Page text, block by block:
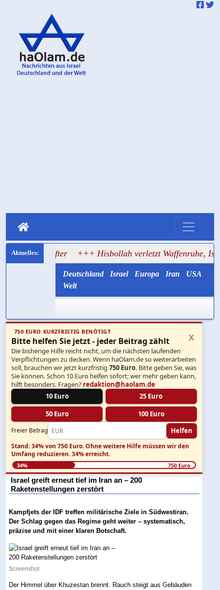
+++ Hisbollah verletzt Waffenruhe, Israel greift im
Deutschland Israel Europa Iran
USA
Welt
750 EURO KURZFRISTIG BENÖTIGT
Bitte helfen Sie jetzt - jeder Beitrag zählt
Die bisherige Hilfe reicht nicht, um die nächsten laufenden
Verpflichtungen zu decken. Wenn haOlam.de so weiterarbeiten
soll, brauchen wir jetzt kurzfristig750 Euro. Bitte geben Sie, was
Sie können. Schon 10 Euro helfen sofort; wer mehr geben kann,
hilft besonders. Fragen? redaktion@haolam.de
10 Euro
25 Euro
50 Euro 100 Euro
Freier Betrag Helfen
x
Stand: 34% von 750 Euro.Ohne weitere Hilfe müssen wir den
Umfang reduzieren.34% erreicht.
34% 750 Euro
Israel greift erneut tief im Iran an – 200
Raketenstellungen zerstört
Kampfjets der IDF treffen militärische Ziele in Südwestiran.
Der Schlag gegen das Regime geht weiter – systematisch,
präzise und mit einer klaren Botschaft.
Screenshot
Der Himmel über Khuzestan brennt. Rauch steigt aus Gebäuden